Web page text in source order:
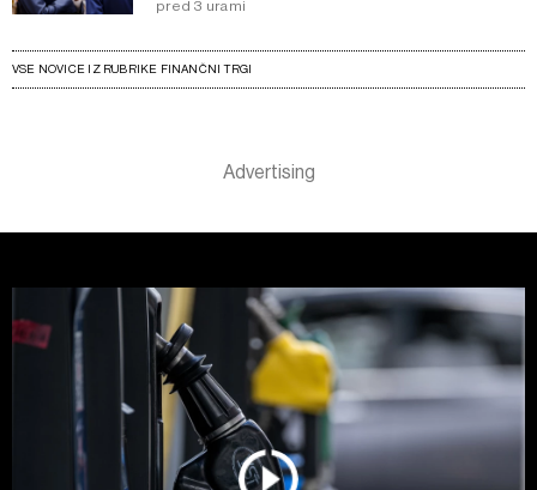
pred 3 urami
VSE NOVICE IZ RUBRIKE FINANČNI TRGI